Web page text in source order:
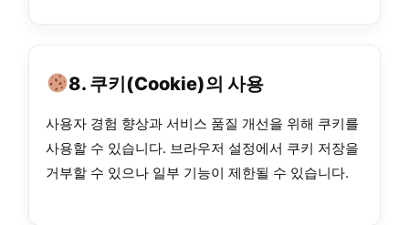
8. 쿠키(Cookie)의 사용
사용자 경험 향상과 서비스 품질 개선을 위해 쿠키를
사용할 수 있습니다. 브라우저 설정에서 쿠키 저장을
거부할 수 있으나 일부 기능이 제한될 수 있습니다.